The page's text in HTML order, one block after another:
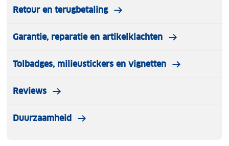
Retour en terugbetaling
Garantie, reparatie en artikelklachten
Tolbadges, milieustickers en vignetten
Reviews
Duurzaamheid